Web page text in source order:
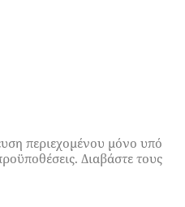
περιεχομένου μόνο υπό
Διαβάστε τους